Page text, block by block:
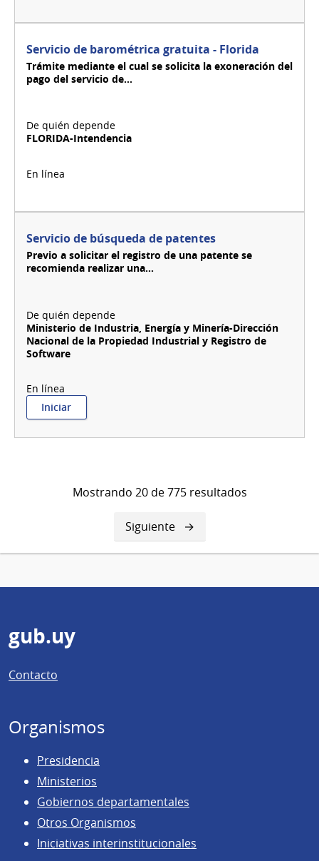
Servicio de barométrica gratuita - Florida
Trámite mediante el cual se solicita la exoneración del
pago del servicio de...
FLORIDA-Intendencia
Servicio de búsqueda de patentes
Previo a solicitar el registro de una patente se
recomienda realizar una...
Ministerio de Industria, Energía y Minería-Dirección
Nacional de la Propiedad Industrial y Registro de
Software
Iniciar:
Servicio
Mostrando 20 de 775 resultados
Siguiente
página
Siguiente
Pie
de
página
gub.uy
Contacto
Organismos
Presidencia
Ministerios
Gobiernos departamentales
Otros Organismos
Iniciativas interinstitucionales